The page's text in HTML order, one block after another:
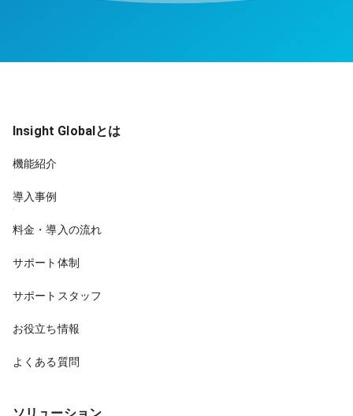
Insight Globalとは
機能紹介
導入事例
料金・導入の流れ
サポート体制
サポートスタッフ
お役立ち情報
よくある質問
ソリューション